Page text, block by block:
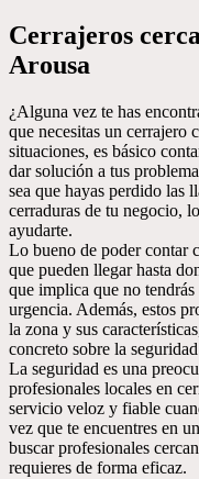
Cerrajeros
Arousa
¿Alguna vez te has
que necesitas un cerrajero
situaciones, es básico
dar solución a tus
sea que hayas perdido las
cerraduras de tu negocio,
ayudarte.
Lo bueno de poder contar
que pueden llegar hasta
que implica que no tendrás
urgencia. Además, estos
la zona y sus
concreto sobre la
La seguridad es una
profesionales locales en
servicio veloz y fiable
vez que te encuentres en
buscar profesionales
requieres de forma eficaz.